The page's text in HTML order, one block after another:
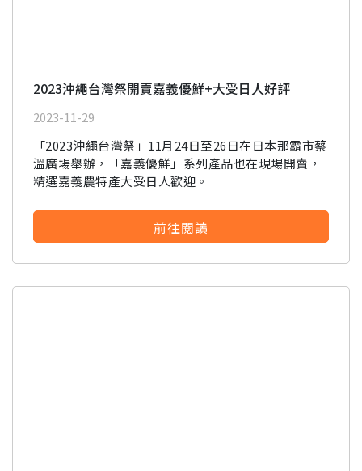
2023沖繩台灣祭開賣嘉義優鮮+大受日人好評
2023-11-29
「2023沖繩台灣祭」11月24日至26日在日本那霸市蔡
溫廣場舉辦，「嘉義優鮮」系列產品也在現場開賣，
精選嘉義農特產大受日人歡迎。
前往閱讀